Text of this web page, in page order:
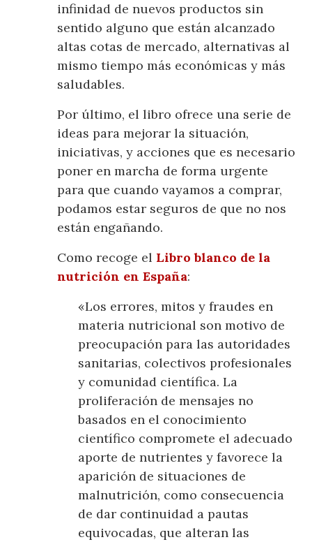
infinidad de nuevos productos sin
sentido alguno que están alcanzado
altas cotas de mercado, alternativas al
mismo tiempo más económicas y más
saludables.
Por último, el libro ofrece una serie de
ideas para mejorar la situación,
iniciativas, y acciones que es necesario
poner en marcha de forma urgente
para que cuando vayamos a comprar,
podamos estar seguros de que no nos
están engañando.
Como recoge el Libro blanco de la
nutrición en España:
«Los errores, mitos y fraudes en
materia nutricional son motivo de
preocupación para las autoridades
sanitarias, colectivos profesionales
y comunidad científica. La
proliferación de mensajes no
basados en el conocimiento
científico compromete el adecuado
aporte de nutrientes y favorece la
aparición de situaciones de
malnutrición, como consecuencia
de dar continuidad a pautas
equivocadas, que alteran las